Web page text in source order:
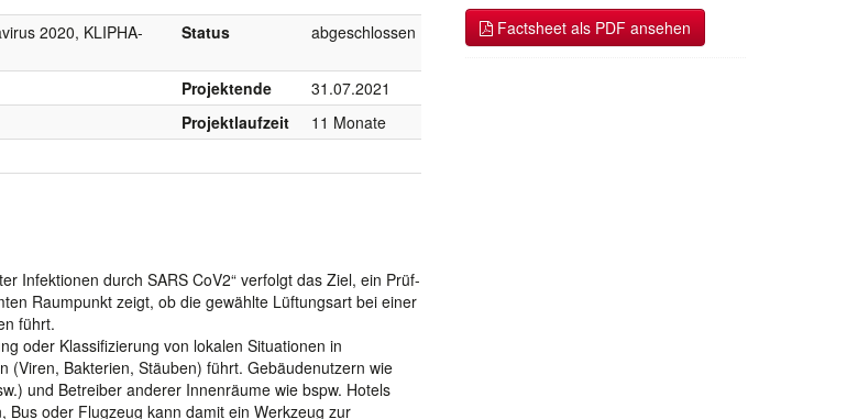
2020, KLIPHA-
Status abgeschlossen
Projektende
31.07.2021
Projektlaufzeit
11 Monate
Infektionen durch SARS CoV2“ verfolgt das Ziel, ein Prüf-
Raumpunkt zeigt, ob die gewählte Lüftungsart bei einer
führt.
oder Klassifizierung von lokalen Situationen in
(Viren, Bakterien, Stäuben) führt. Gebäudenutzern wie
und Betreiber anderer Innenräume wie bspw. Hotels
oder Flugzeug kann damit ein Werkzeug zur
Factsheet als PDF ansehen